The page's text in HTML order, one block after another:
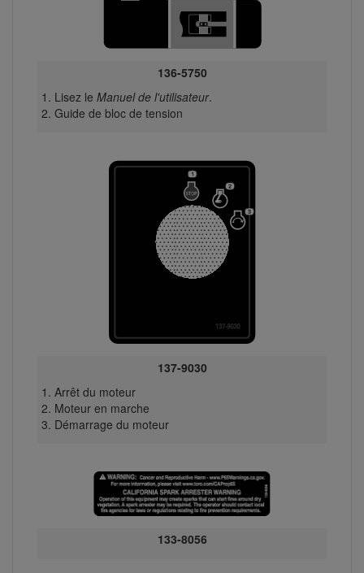
136-5750
Lisez le Manuel de l'utilisateur.
Guide de bloc de tension
137-9030
Arrêt du moteur
Moteur en marche
Démarrage du moteur
133-8056